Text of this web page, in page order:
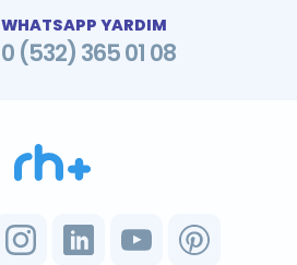
WHATSAPP YARDIM
0 (532) 365 01 08